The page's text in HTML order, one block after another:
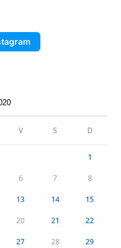
V S D
1
6 7 8
13 14 15
20 21 22
27 28 29